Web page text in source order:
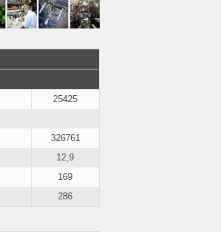
25425
326761
12,9
169
286